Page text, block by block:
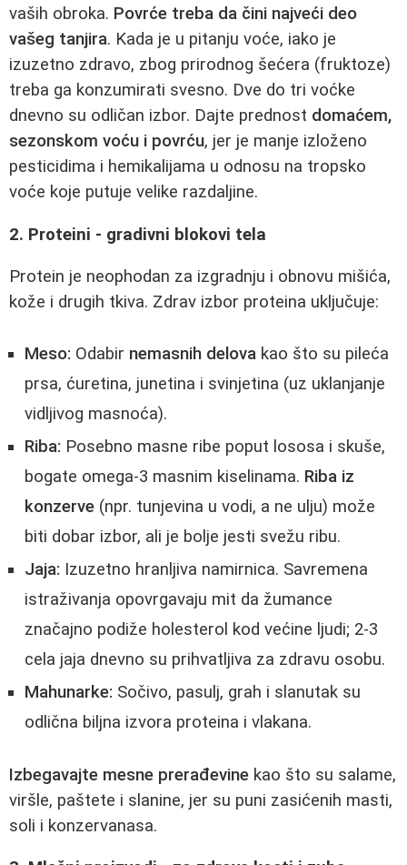
vaših obroka. Povrće treba da čini najveći deo
vašeg tanjira. Kada je u pitanju voće, iako je
izuzetno zdravo, zbog prirodnog šećera (fruktoze)
treba ga konzumirati svesno. Dve do tri voćke
dnevno su odličan izbor. Dajte prednost domaćem,
sezonskom voću i povrću, jer je manje izloženo
pesticidima i hemikalijama u odnosu na tropsko
voće koje putuje velike razdaljine.
2. Proteini - gradivni blokovi tela
Protein je neophodan za izgradnju i obnovu mišića,
kože i drugih tkiva. Zdrav izbor proteina uključuje:
Meso: Odabir nemasnih delova kao što su pileća
prsa, ćuretina, junetina i svinjetina (uz uklanjanje
vidljivog masnoća).
Riba: Posebno masne ribe poput lososa i skuše,
bogate omega-3 masnim kiselinama. Riba iz
konzerve (npr. tunjevina u vodi, a ne ulju) može
biti dobar izbor, ali je bolje jesti svežu ribu.
Jaja: Izuzetno hranljiva namirnica. Savremena
istraživanja opovrgavaju mit da žumance
značajno podiže holesterol kod većine ljudi; 2-3
cela jaja dnevno su prihvatljiva za zdravu osobu.
Mahunarke: Sočivo, pasulj, grah i slanutak su
odlična biljna izvora proteina i vlakana.
Izbegavajte mesne prerađevine kao što su salame,
viršle, paštete i slanine, jer su puni zasićenih masti,
soli i konzervanasa.